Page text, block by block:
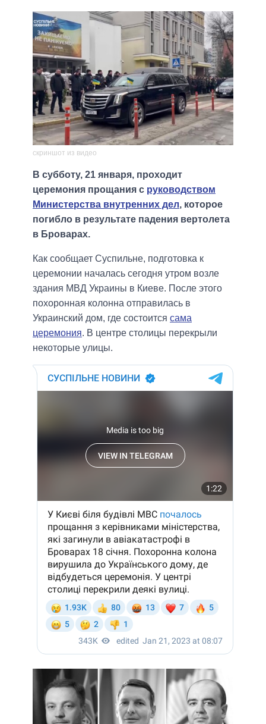
скриншот из видео
В субботу, 21 января, проходит
церемония прощания с руководством
Министерства внутренних дел, которое
погибло в результате падения вертолета
в Броварах.
Как сообщает Суспильне, подготовка к
церемонии началась сегодня утром возле
здания МВД Украины в Киеве. После этого
похоронная колонна отправилась в
Украинский дом, где состоится сама
церемония. В центре столицы перекрыли
некоторые улицы.